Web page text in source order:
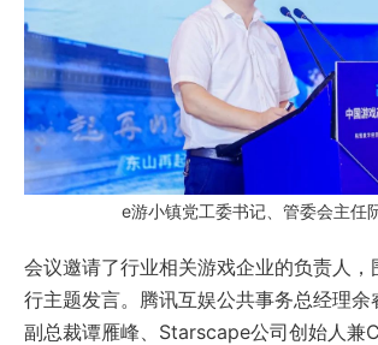
e游小镇党工委书记、管委会主任
会议邀请了行业相关游戏企业的负责人，
行主题发言。腾讯互娱公共事务总经理余
副总裁谭雁峰、Starscape公司创始人兼